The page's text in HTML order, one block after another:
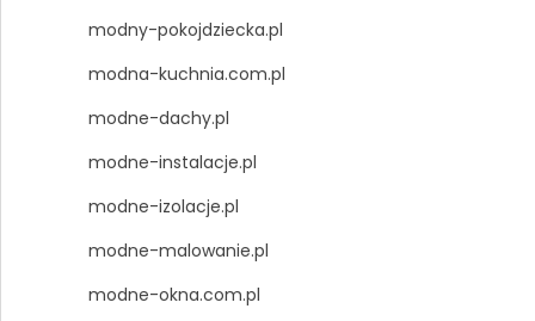
modny-pokojdziecka.pl
modna-kuchnia.com.pl
modne-dachy.pl
modne-instalacje.pl
modne-izolacje.pl
modne-malowanie.pl
modne-okna.com.pl